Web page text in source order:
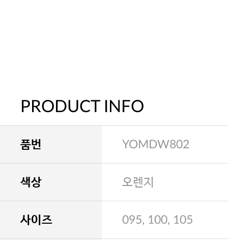
PRODUCT INFO
품번 YOMDW802
색상 오렌지
사이즈 095, 100, 105